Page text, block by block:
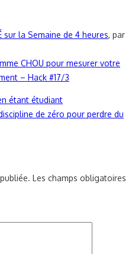
sur la Semaine de 4 heures, par
CHOU pour mesurer votre
– Hack #17/3
étant étudiant
de zéro pour perdre du
Les champs obligatoires